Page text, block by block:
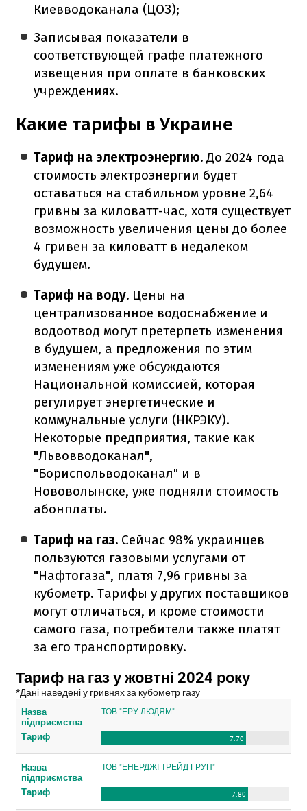
Киевводоканала (ЦОЗ);
Записывая показатели в
соответствующей графе платежного
извещения при оплате в банковских
учреждениях.
Какие тарифы в Украине
Тариф на электроэнергию. До 2024 года
стоимость электроэнергии будет
оставаться на стабильном уровне 2,64
гривны за киловатт-час, хотя существует
возможность увеличения цены до более
4 гривен за киловатт в недалеком
будущем.
Тариф на воду. Цены на
централизованное водоснабжение и
водоотвод могут претерпеть изменения
в будущем, а предложения по этим
изменениям уже обсуждаются
Национальной комиссией, которая
регулирует энергетические и
коммунальные услуги (НКРЭКУ).
Некоторые предприятия, такие как
"Львовводоканал",
"Бориспольводоканал" и в
Нововолынске, уже подняли стоимость
абонплаты.
Тариф на газ. Сейчас 98% украинцев
пользуются газовыми услугами от
"Нафтогаза", платя 7,96 гривны за
кубометр. Тарифы у других поставщиков
могут отличаться, и кроме стоимости
самого газа, потребители также платят
за его транспортировку.